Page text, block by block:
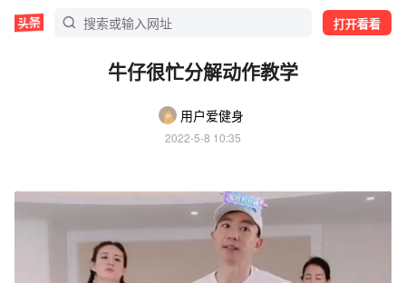
打开看看
牛仔很忙分解动作教学
用户爱健身
2022-5-8 10:35